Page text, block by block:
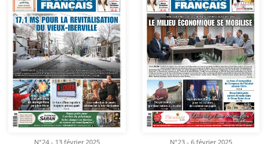
N°24 - 13 février 2025 N°23 - 6 février 2025